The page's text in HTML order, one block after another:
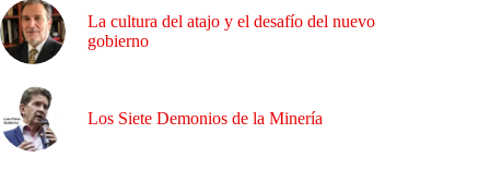
La cultura del atajo y el desafío del nuevo
gobierno
Los Siete Demonios de la Minería